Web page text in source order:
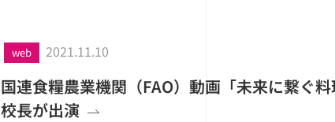
web 2021.11.10
国連食糧農業機関（FAO）動画「未来に繋ぐ
校長が出演